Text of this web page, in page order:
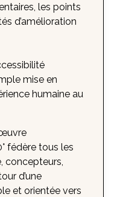
les points
d’amélioration
mise en
humaine au
fédère tous les
concepteurs,
d’une
et orientée vers